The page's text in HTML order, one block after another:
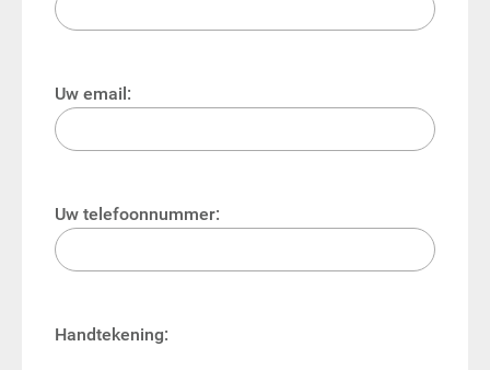
Uw email:
Uw telefoonnummer:
Handtekening: